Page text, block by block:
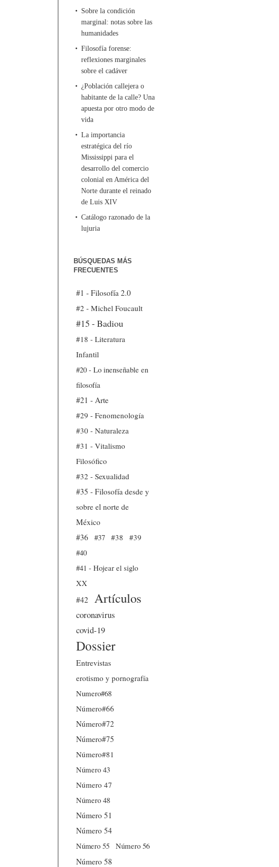
Sobre la condición
marginal: notas sobre las
humanidades
Filosofía forense:
reflexiones marginales
sobre el cadáver
¿Población callejera o
habitante de la calle? Una
apuesta por otro modo de
vida
La importancia
estratégica del río
Mississippi para el
desarrollo del comercio
colonial en América del
Norte durante el reinado
de Luis XIV
Catálogo razonado de la
lujuria
BÚSQUEDAS MÁS
FRECUENTES
#1 - Filosofía 2.0
#2 - Michel Foucault
#15 - Badiou
#18 - Literatura
Infantil
#20 - Lo inenseñable en
filosofía
#21 - Arte
#29 - Fenomenología
#30 - Naturaleza
#31 - Vitalismo
Filosófico
#32 - Sexualidad
#35 - Filosofía desde y
sobre el norte de
México
#36
#37 #38
#39
#40
#41 - Hojear el siglo
XX
#42
Artículos
coronavirus
covid-19
Dossier
Entrevistas
erotismo y pornografía
Numero#68
Número#66
Número#72
Número#75
Número#81
Número 43
Número 47
Número 48
Número 51
Número 54
Número 55
Número 56
Número 58